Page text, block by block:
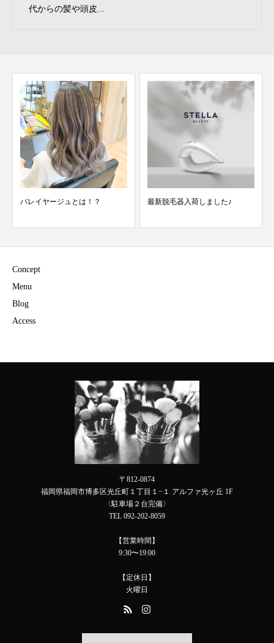
代からの髪や頭皮...
バレイヤージュとは！？ 最新脱毛器入荷しました♪
Concept
Menu
Blog
Access
〒812-0874
福岡県福岡市博多区光丘町１丁目１−１ アルファ光ヶ丘 1F
〈駐車場２台完備〉
TEL 092-202-8059
【営業時間】
9:30〜19:00
【定休日】
火曜日